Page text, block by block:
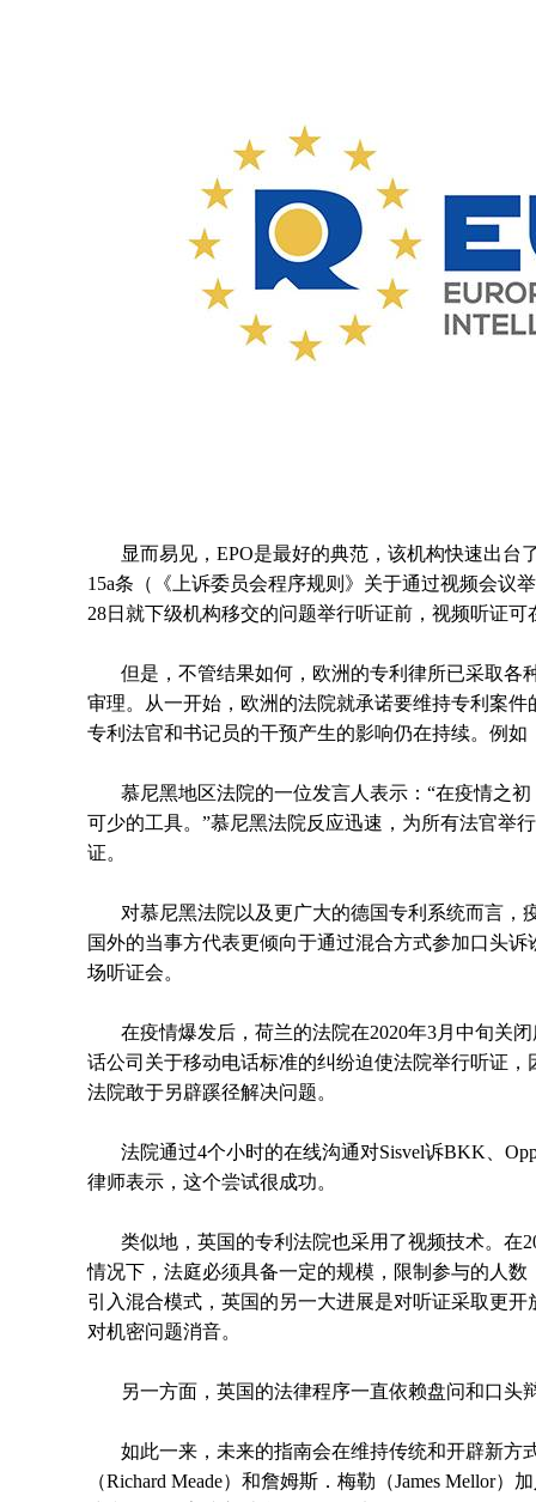
显而易见，EPO是最好的典范，该机构快速出
15a条（《上诉委员会程序规则》关于通过视频会议
28日就下级机构移交的问题举行听证前，视频听证
但是，不管结果如何，欧洲的专利律所已采取各
审理。从一开始，欧洲的法院就承诺要维持专利案
专利法官和书记员的干预产生的影响仍在持续。例
慕尼黑地区法院的一位发言人表示：“在疫情之
可少的工具。”慕尼黑法院反应迅速，为所有法官举
证。
对慕尼黑法院以及更广大的德国专利系统而言
国外的当事方代表更倾向于通过混合方式参加口头
场听证会。
在疫情爆发后，荷兰的法院在2020年3月中旬关
话公司关于移动电话标准的纠纷迫使法院举行听证，
法院敢于另辟蹊径解决问题。
法院通过4个小时的在线沟通对Sisvel诉BKK、
律师表示，这个尝试很成功。
类似地，英国的专利法院也采用了视频技术。在
情况下，法庭必须具备一定的规模，限制参与的人
引入混合模式，英国的另一大进展是对听证采取更
对机密问题消音。
另一方面，英国的法律程序一直依赖盘问和口头
如此一来，未来的指南会在维持传统和开辟新方
（Richard Meade）和詹姆斯．梅勒（James